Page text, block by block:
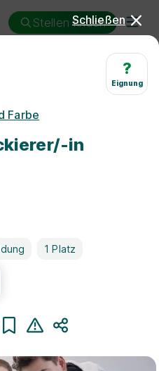
Stellen finden
finden
Schließen
?
Eignung
Farbe
in
1 Platz